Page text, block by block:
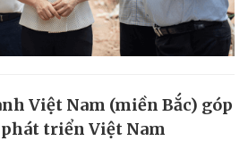
Việt Nam (miền Bắc) góp
triển Việt Nam